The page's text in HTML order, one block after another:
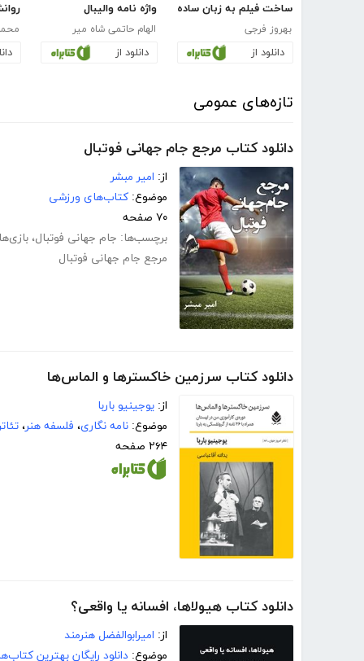
ساخت فیلم به زبان ساده
بهروز فرجی
دانلود از
واژه نامه والیبال
الهام حاتمی شاه میر
دانلود از
تازه‌های عمومی
دانلود کتاب مرجع جام جهانی فوتبال
از: امیر مبشر
موضوع: کتاب‌های ورزشی
۷۰ صفحه
برچسب‌ها: جام جهانی فوتبال،
مرجع جام جهانی فوتبال
دانلود کتاب سرزمین خاکسترها و الماس‌ها
از: یوجینیو باربا
موضوع: نامه نگاری، فلسفه هنر،
۲۶۴ صفحه
دانلود کتاب هیولاها، افسانه یا واقعی؟
از: امیرابوالفضل هنرمند
موضوع: دانلود رایگان بهترین